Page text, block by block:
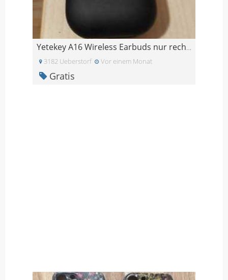
Yetekey A16 Wireless Earbuds nur rechts
3182 Ueberstorf Vor einem Monat
Gratis